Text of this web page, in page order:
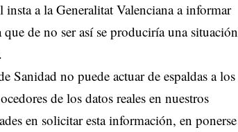
a la Generalitat Valenciana a informar
de no ser así se produciría una situación
Sanidad no puede actuar de espaldas a los
de los datos reales en nuestros
en solicitar esta información, en ponerse